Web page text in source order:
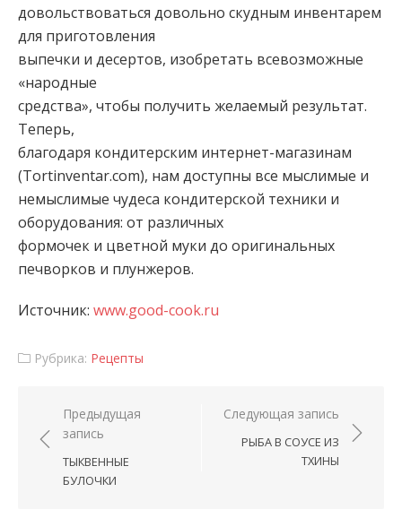
довольствоваться довольно скудным инвентарем
для приготовления
выпечки и десертов, изобретать всевозможные
«народные
средства», чтобы получить желаемый результат.
Теперь,
благодаря кондитерским интернет-магазинам
(Tortinventar.com), нам доступны все мыслимые и
немыслимые чудеса кондитерской техники и
оборудования: от различных
формочек и цветной муки до оригинальных
печворков и плунжеров.
Источник: www.good-cook.ru
Рубрика: Рецепты
Навигация по записям
Предыдущая
запись
ТЫКВЕННЫЕ
БУЛОЧКИ
Следующая запись
РЫБА В СОУСЕ ИЗ
ТХИНЫ